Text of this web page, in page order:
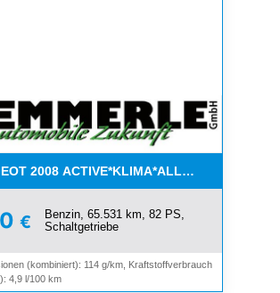
2008
€
Benzin, 65.531 km, 82 PS,
Schaltgetriebe
(kombiniert): 114 g/km, Kraftstoffverbrauch
4,9 l/100 km